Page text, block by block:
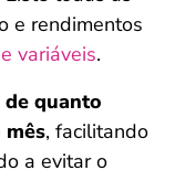
e rendimentos
variáveis.
quanto
, facilitando
a evitar o